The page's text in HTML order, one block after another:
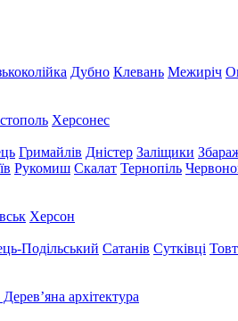
Дубно Клевань Межиріч
Херсонес
Гримайлів Дністер Заліщики
Рукомиш Скалат Тернопіль
Херсон
Подільський Сатанів Сутківці
Дерев’яна архітектура